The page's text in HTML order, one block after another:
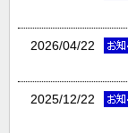
2026/04/22
2025/12/22